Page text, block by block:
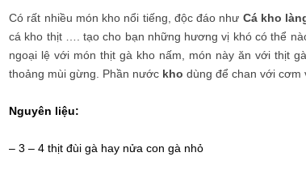
Có rất nhiều món kho nổi tiếng, độc đáo như Cá kho
cá kho thịt …. tạo cho bạn những hương vị khó có thể
ngoại lệ với món thịt gà kho nấm, món này ăn với thịt
thoảng mùi gừng. Phần nước kho dùng để chan với cơm
Nguyên liệu:
– 3 – 4 thịt đùi gà hay nửa con gà nhỏ